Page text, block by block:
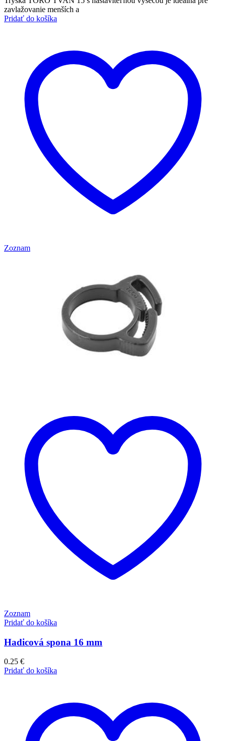
zavlažovanie menších a
Pridať do košíka
Zoznam
Zoznam
Pridať do košíka
Hadicová spona 16 mm
0.25 €
Pridať do košíka